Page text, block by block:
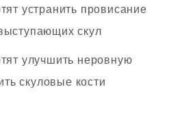
устранить провисание
скул
улучшить неровную
скуловые кости